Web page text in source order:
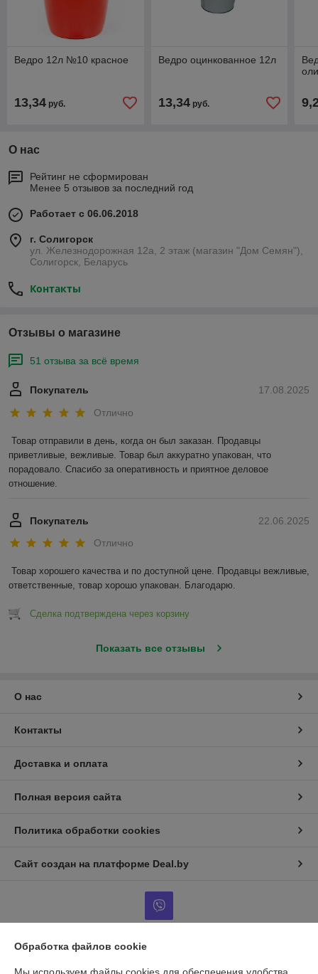
Ведро 12л №10 красное
13,34 руб.
Ведро оцинкованное 12л
13,34руб.
О нас
Рейтинг не сформирован
Менее 5 отзывов за последний год
Работает с 06.06.2018
г. Солигорск
ул. Железнодорожная 12а, 2 этаж (магазин "Дом Семян"),
Солигорск, Беларусь
Контакты
Отзывы о магазине
51 отзыва за всё время
17.08.2025
Покупатель
Отлично
Товар отправили в день, когда он был заказан. Продавцы
приветливые, вежливые. Товар был аккуратно упакован, что
порадовало. Спасибо за оперативность и приятное деловое
отношение.
22.06.2025
Покупатель
Отлично
Товар хорошего качества и по доступной цене. Продавцы вежливые,
ответственные, товар хорошо упакован. Благодарю.
Сделка подтверждена через корзину
Показать все отзывы
О нас
Контакты
Доставка и оплата
Полная версия сайта
Политика обработки cookies
Сайт создан на платформе Deal.by
Обработка файлов cookie